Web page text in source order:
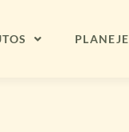
PLANEJE